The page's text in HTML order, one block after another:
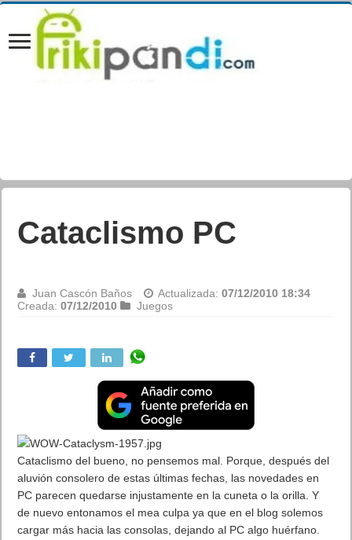
Cataclismo PC
Juan Cascón Baños Actualizada:07/12/2010 18:34
Creada:07/12/2010 Juegos
Cataclismo del bueno, no pensemos mal. Porque, después del
aluvión consolero de estas últimas fechas, las novedades en
PC parecen quedarse injustamente en la cuneta o la orilla. Y
de nuevo entonamos el mea culpa ya que en el blog solemos
cargar más hacia las consolas, dejando al PC algo huérfano.